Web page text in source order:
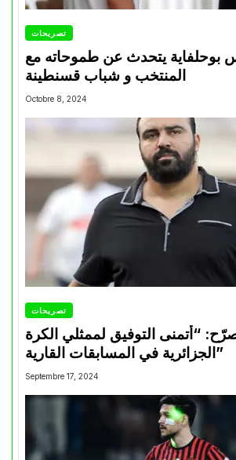
تصريحات
بوحلفاية يتحدث عن طموحاته مع
المنتخب و شباب قسنطينة
Octobre 8, 2024
تصريحات
“أتمنى التوفيق لممثلي الكرة
الجزائرية في المسابقات القارية”
Septembre 17, 2024